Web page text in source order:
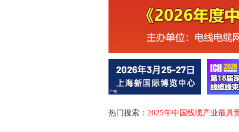
热门搜索： 2025年中国线缆产业最具